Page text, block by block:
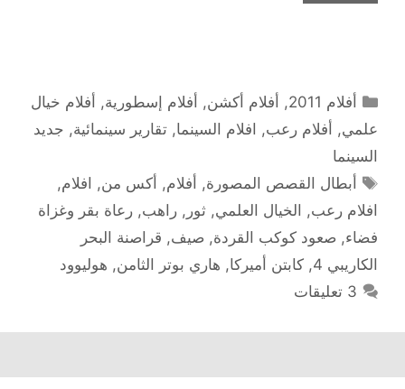
التصنيفات
أفلام 2011 , أفلام أكشن, أفلام إسطورية, أفلام خيال
علمي, أفلام رعب, افلام السينما, تقارير سينمائية, جديد
السينما
الوسوم
أبطال القصص المصورة, أفلام, أكس من, افلام,
افلام رعب, الخيال العلمي, ثور , راهب, رعاة بقر وغزاة
فضاء, صعود كوكب القردة, صيف, قراصنة البحر
الكاريبي 4
, كابتن أميركا, هاري بوتر الثامن, هوليوود
3 تعليقات